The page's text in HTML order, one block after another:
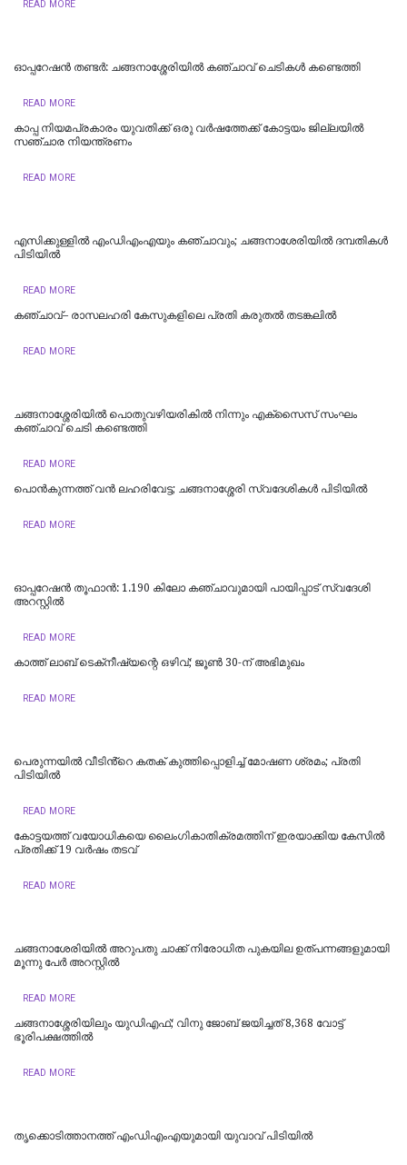
READ MORE
ഓപ്പറേഷൻ തണ്ടർ: ചങ്ങനാശ്ശേരിയിൽ കഞ്ചാവ് ചെടികൾ കണ്ടെത്തി
READ MORE
കാപ്പ നിയമപ്രകാരം യുവതിക്ക് ഒരു വർഷത്തേക്ക് കോട്ടയം ജില്ലയിൽ
സഞ്ചാര നിയന്ത്രണം
READ MORE
എസിക്കുള്ളിൽ എംഡിഎംഎയും കഞ്ചാവും; ചങ്ങനാശേരിയിൽ ദമ്പതികൾ
പിടിയിൽ
READ MORE
കഞ്ചാവ്– രാസലഹരി കേസുകളിലെ പ്രതി കരുതൽ തടങ്കലിൽ
READ MORE
ചങ്ങനാശ്ശേരിയിൽ പൊതുവഴിയരികിൽ നിന്നും എക്സൈസ് സംഘം
കഞ്ചാവ് ചെടി കണ്ടെത്തി
READ MORE
പൊൻകുന്നത്ത് വൻ ലഹരിവേട്ട; ചങ്ങനാശ്ശേരി സ്വദേശികൾ പിടിയിൽ
READ MORE
ഓപ്പറേഷൻ തൂഫാൻ: 1.190 കിലോ കഞ്ചാവുമായി പായിപ്പാട് സ്വദേശി
അറസ്റ്റിൽ
READ MORE
കാത്ത് ലാബ് ടെക്‌നീഷ്യന്റെ ഒഴിവ്; ജൂണ്‍ 30-ന് അഭിമുഖം
READ MORE
പെരുന്നയിൽ വീടിൻ്റെ കതക് കുത്തിപ്പൊളിച്ച് മോഷണ ശ്രമം; പ്രതി
പിടിയിൽ
READ MORE
കോട്ടയത്ത്‌ വയോധികയെ ലൈംഗികാതിക്രമത്തിന് ഇരയാക്കിയ കേസിൽ
പ്രതിക്ക് 19 വർഷം തടവ്
READ MORE
ച​ങ്ങ​നാ​ശേ​രി​യി​ല്‍ അ​റു​പ​തു ചാ​ക്ക് നി​രോ​ധി​ത പു​ക​യി​ല ഉ​ത്പ​ന്ന​ങ്ങ​ളുമായി
മൂന്നു പേ​ർ അ​റ​സ്റ്റി​ൽ
READ MORE
ചങ്ങനാശ്ശേരിയിലും യുഡിഎഫ്; വിനു ജോബ് ജയിച്ചത് 8,368 വോട്ട്
ഭൂരിപക്ഷത്തില്‍
READ MORE
തൃക്കൊടിത്താനത്ത് എംഡിഎംഎയുമായി യുവാവ് പിടിയിൽ